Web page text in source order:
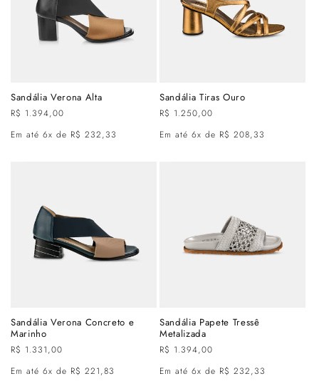
Sandália Verona Alta
Preço
R$ 1.394,00
Em até 6x de R$ 232,33
Sandália Tiras Ouro
Preço
R$ 1.250,00
Em até 6x de R$ 208,33
Sandália Verona Concreto e
Marinho
Preço
R$ 1.331,00
Em até 6x de R$ 221,83
Sandália Papete Tressê
Metalizada
Preço
R$ 1.394,00
Em até 6x de R$ 232,33